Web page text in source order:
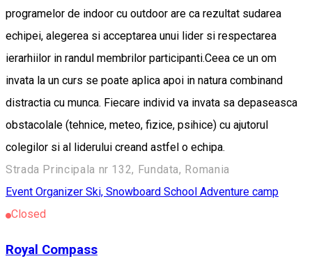
programelor de indoor cu outdoor are ca rezultat sudarea
echipei, alegerea si acceptarea unui lider si respectarea
ierarhiilor in randul membrilor participanti.Ceea ce un om
invata la un curs se poate aplica apoi in natura combinand
distractia cu munca. Fiecare individ va invata sa depaseasca
obstacolale (tehnice, meteo, fizice, psihice) cu ajutorul
colegilor si al liderului creand astfel o echipa.
Strada Principala nr 132, Fundata, Romania
Event Organizer Ski, Snowboard School Adventure camp
Closed
Royal Compass